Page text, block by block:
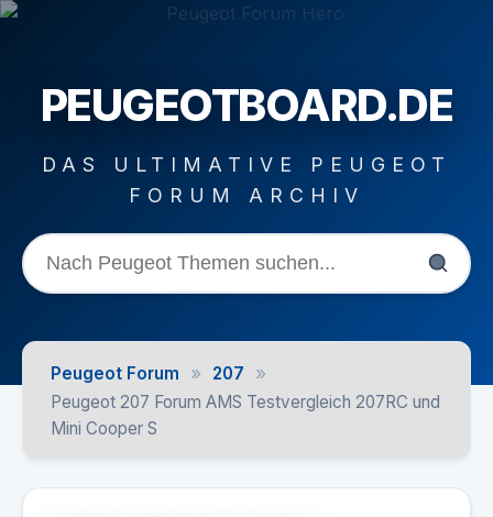
PEUGEOTBOARD.DE
DAS ULTIMATIVE PEUGEOT
FORUM ARCHIV
Peugeot Forum » 207 »
Peugeot 207 Forum AMS Testvergleich 207RC und
Mini Cooper S